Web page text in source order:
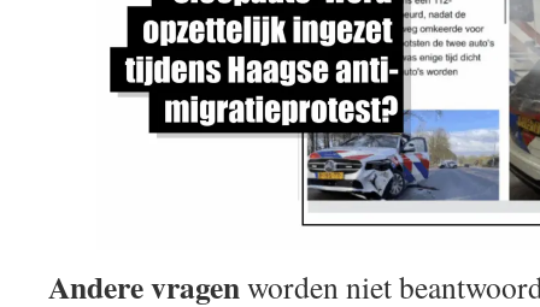
Andere vragenworden niet